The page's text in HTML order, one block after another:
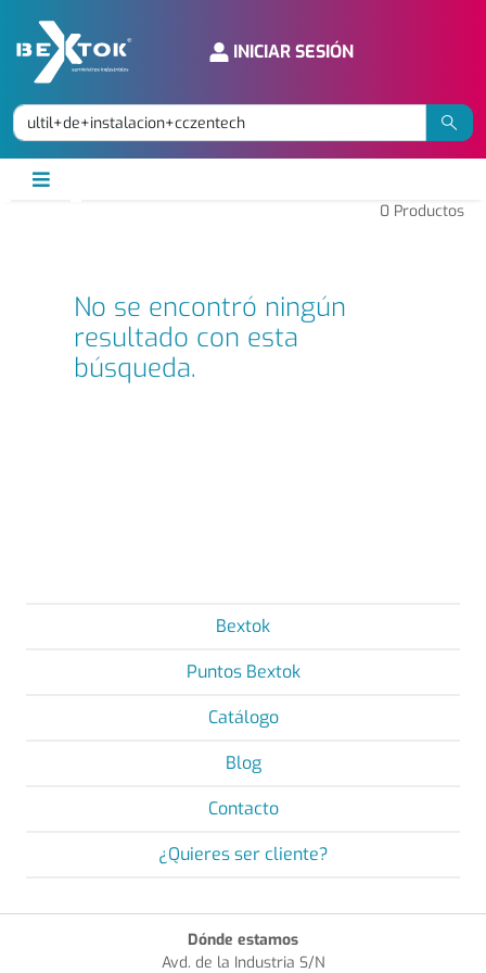
INICIAR SESIÓN
0 Productos
No se encontró ningún
resultado con esta
búsqueda.
Bextok
Puntos Bextok
Catálogo
Blog
Contacto
¿Quieres ser cliente?
Dónde estamos
Avd. de la Industria S/N